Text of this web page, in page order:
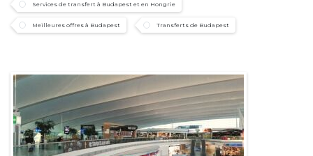
Services de transfert à Budapest et en Hongrie
Meilleures offres à Budapest Transferts de Budapest